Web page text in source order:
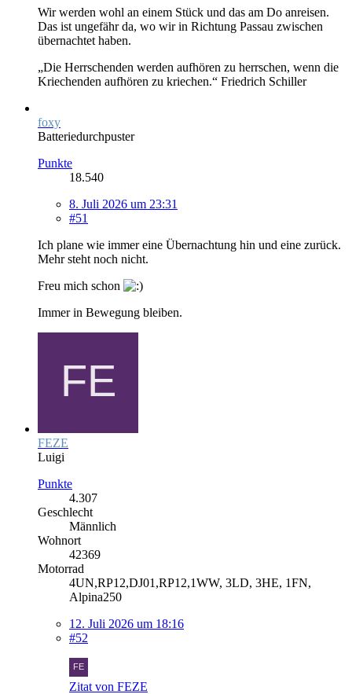
Wir werden wohl an einem Stück und das am Do anreisen.
Das ist ungefähr da, wo wir in Richtung Passau zwischen
übernachtet haben.
„Die Herrschenden werden aufhören zu herrschen, wenn die
Kriechenden aufhören zu kriechen.“ Friedrich Schiller
foxy
Batteriedurchpuster
Punkte
18.540
8. Juli 2026 um 23:31
#51
Ich plane wie immer eine Übernachtung hin und eine zurück.
Mehr steht noch nicht.
Freu mich schon
Immer in Bewegung bleiben.
FEZE
Luigi
Punkte
4.307
Geschlecht
Männlich
Wohnort
42369
Motorrad
4UN,RP12,DJ01,RP12,1WW, 3LD, 3HE, 1FN,
Alpina250
12. Juli 2026 um 18:16
#52
Zitat von FEZE